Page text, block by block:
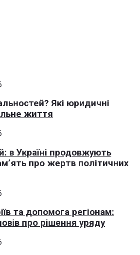
Які юридичні
життя
в Україні продовжують
про жертв політичних
та допомога регіонам:
про рішення уряду